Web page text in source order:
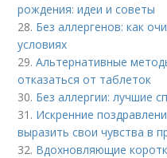
рождения: идеи и советы
28. Без аллергенов: как
условиях
29.Альтернативные
отказаться от таблеток
30. Без аллергии: лучшие
31. Искренние
выразить свои чувства в
32. Вдохновляющие